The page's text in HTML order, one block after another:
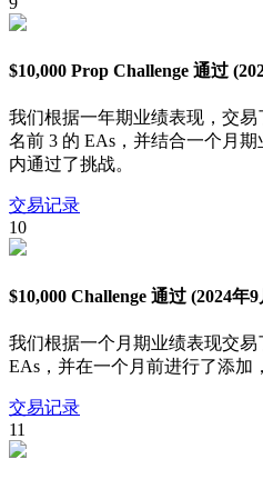
$10,000 Prop Challenge 通过
我们根据一年期业绩表现，交易
名前 3 的 EAs，并结合一个月
内通过了挑战。
交易记录
10
$10,000 Challenge 通过 (2024年9
我们根据一个月期业绩表现交易
EAs，并在一个月前进行了添加
交易记录
11